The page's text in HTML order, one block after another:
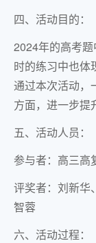
四、活动目的：
2024年的高考
时的练习中也体
通过本次活动，
方面，进一步提
五、活动人员：
参与者：高三高
评奖者：刘新华
智蓉
六、活动过程：